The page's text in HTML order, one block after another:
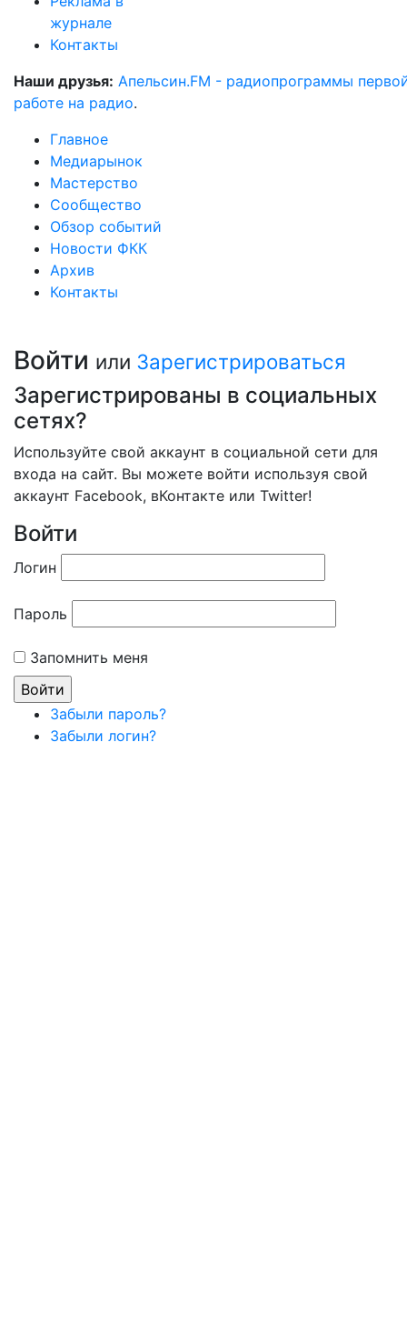
журнале
Контакты
Наши друзья: Апельсин.FM - радиопрограммы
работе на радио.
Главное
Медиарынок
Мастерство
Сообщество
Обзор событий
Новости ФКК
Архив
Контакты
Войти или Зарегистрироваться
Зарегистрированы в социальных
сетях?
Используйте свой аккаунт в социальной сети для
входа на сайт. Вы можете войти используя свой
аккаунт Facebook, вКонтакте или Twitter!
Войти
Логин
Пароль
Запомнить меня
Забыли пароль?
Забыли логин?